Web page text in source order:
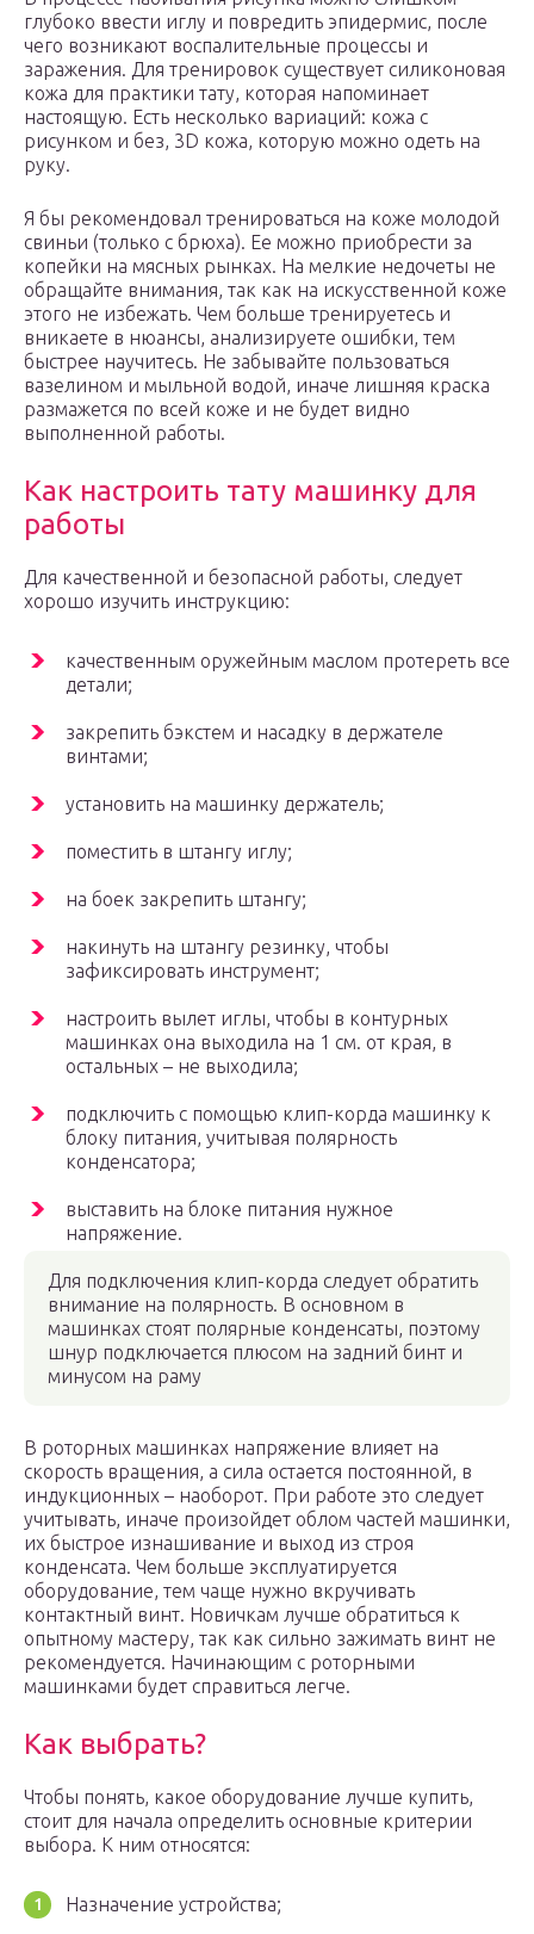
глубоко ввести иглу и повредить эпидермис, после
чего возникают воспалительные процессы и
заражения. Для тренировок существует силиконовая
кожа для практики тату, которая напоминает
настоящую. Есть несколько вариаций: кожа с
рисунком и без, 3D кожа, которую можно одеть на
руку.
Я бы рекомендовал тренироваться на коже молодой
свиньи (только с брюха). Ее можно приобрести за
копейки на мясных рынках. На мелкие недочеты не
обращайте внимания, так как на искусственной коже
этого не избежать. Чем больше тренируетесь и
вникаете в нюансы, анализируете ошибки, тем
быстрее научитесь. Не забывайте пользоваться
вазелином и мыльной водой, иначе лишняя краска
размажется по всей коже и не будет видно
выполненной работы.
Как настроить тату машинку для
работы
Для качественной и безопасной работы, следует
хорошо изучить инструкцию:
качественным оружейным маслом протереть все
детали;
закрепить бэкстем и насадку в держателе
винтами;
установить на машинку держатель;
поместить в штангу иглу;
на боек закрепить штангу;
накинуть на штангу резинку, чтобы
зафиксировать инструмент;
настроить вылет иглы, чтобы в контурных
машинках она выходила на 1 см. от края, в
остальных – не выходила;
подключить с помощью клип-корда машинку к
блоку питания, учитывая полярность
конденсатора;
выставить на блоке питания нужное
напряжение.
Для подключения клип-корда следует обратить
внимание на полярность. В основном в
машинках стоят полярные конденсаты, поэтому
шнур подключается плюсом на задний бинт и
минусом на раму
В роторных машинках напряжение влияет на
скорость вращения, а сила остается постоянной, в
индукционных – наоборот. При работе это следует
учитывать, иначе произойдет облом частей машинки,
их быстрое изнашивание и выход из строя
конденсата. Чем больше эксплуатируется
оборудование, тем чаще нужно вкручивать
контактный винт. Новичкам лучше обратиться к
опытному мастеру, так как сильно зажимать винт не
рекомендуется. Начинающим с роторными
машинками будет справиться легче.
Как выбрать?
Чтобы понять, какое оборудование лучше купить,
стоит для начала определить основные критерии
выбора. К ним относятся:
Назначение устройства;